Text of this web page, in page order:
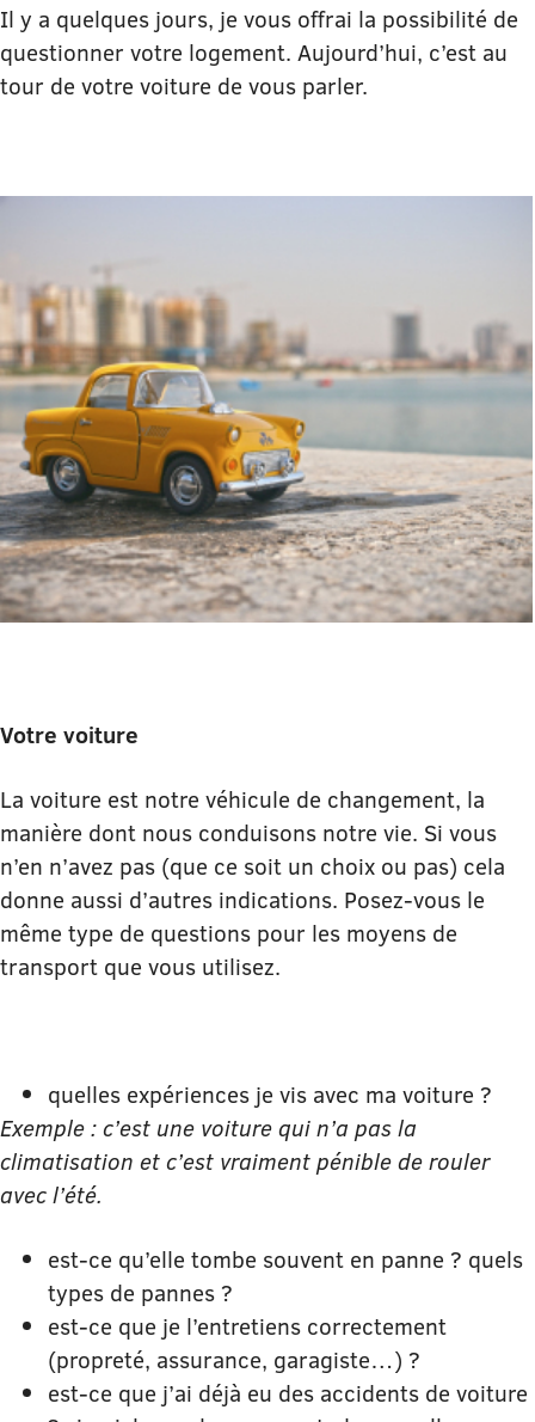
Il y a quelques jours, je vous offrai la possibilité de
questionner votre logement. Aujourd’hui, c’est au
tour de votre voiture de vous parler.
Votre voiture
La voiture est notre véhicule de changement, la
manière dont nous conduisons notre vie. Si vous
n’en n’avez pas (que ce soit un choix ou pas) cela
donne aussi d’autres indications. Posez-vous le
même type de questions pour les moyens de
transport que vous utilisez.
quelles expériences je vis avec ma voiture ?
Exemple : c’est une voiture qui n’a pas la
climatisation et c’est vraiment pénible de rouler
avec l’été.
est-ce qu’elle tombe souvent en panne ? quels
types de pannes ?
est-ce que je l’entretiens correctement
(propreté, assurance, garagiste…) ?
est-ce que j’ai déjà eu des accidents de voiture